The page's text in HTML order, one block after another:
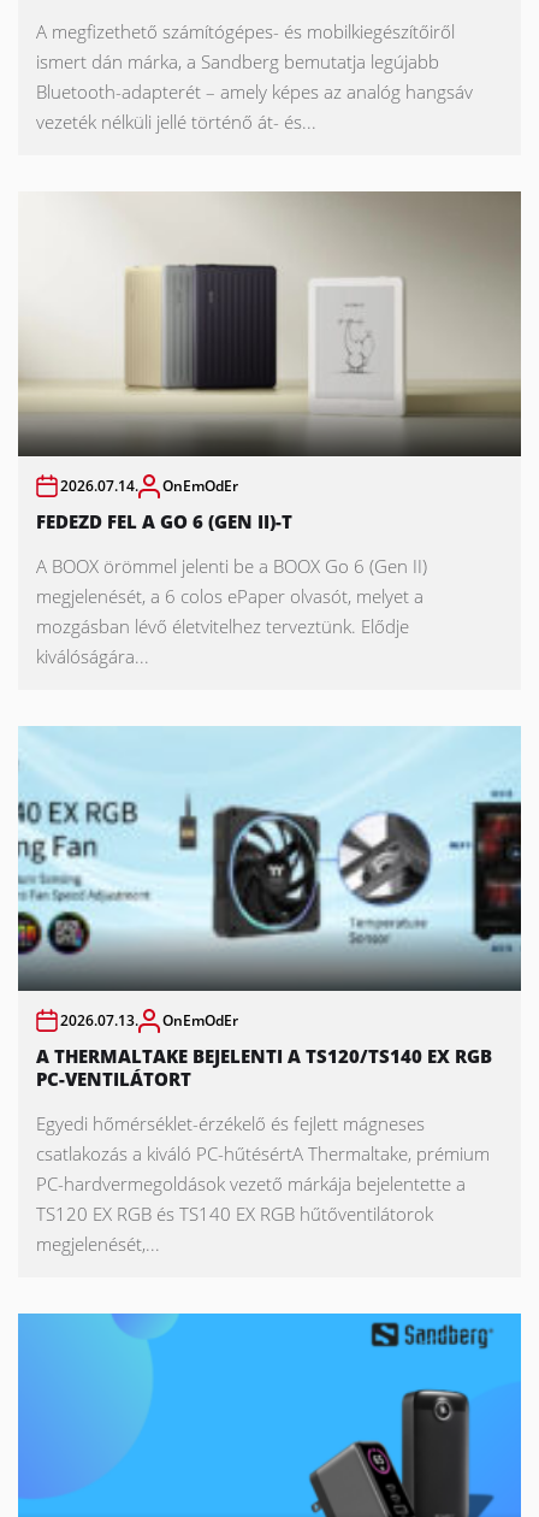
A megfizethető számítógépes- és mobilkiegészítőiről
ismert dán márka, a Sandberg bemutatja legújabb
Bluetooth-adapterét – amely képes az analóg hangsáv
vezeték nélküli jellé történő át- és...
2026.07.14. OnEmOdEr
FEDEZD FEL A GO 6 (GEN II)-T
A BOOX örömmel jelenti be a BOOX Go 6 (Gen II)
megjelenését, a 6 colos ePaper olvasót, melyet a
mozgásban lévő életvitelhez terveztünk. Elődje
kiválóságára...
2026.07.13. OnEmOdEr
A THERMALTAKE BEJELENTI A TS120/TS140 EX RGB
PC-VENTILÁTORT
Egyedi hőmérséklet-érzékelő és fejlett mágneses
csatlakozás a kiváló PC-hűtésértA Thermaltake, prémium
PC-hardvermegoldások vezető márkája bejelentette a
TS120 EX RGB és TS140 EX RGB hűtőventilátorok
megjelenését,...